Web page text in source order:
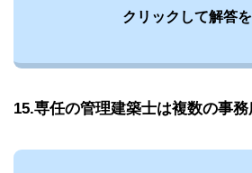
クリックして解答
15.専任の管理建築士は複数の事